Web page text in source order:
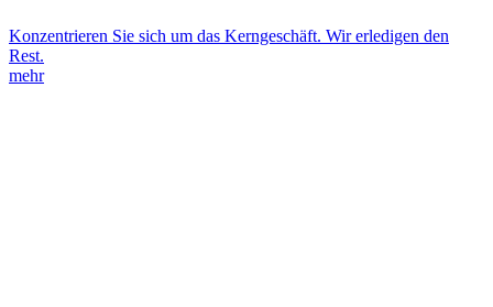
Konzentrieren Sie sich um das Kerngeschäft. Wir erledigen den
Rest.
mehr